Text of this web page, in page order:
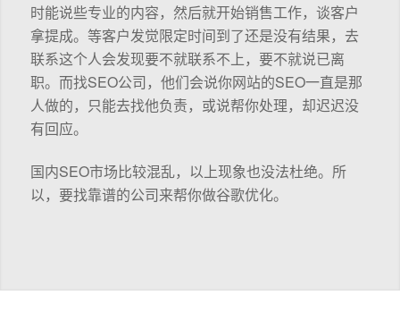
时能说些专业的内容，然后就开始销售工作，谈客户
拿提成。等客户发觉限定时间到了还是没有结果，去
联系这个人会发现要不就联系不上，要不就说已离
职。而找SEO公司，他们会说你网站的SEO一直是那
人做的，只能去找他负责，或说帮你处理，却迟迟没
有回应。
国内SEO市场比较混乱，以上现象也没法杜绝。所
以，要找靠谱的公司来帮你做谷歌优化。